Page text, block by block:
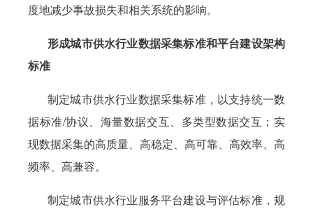
度地减少事故损失和相关系统的影响。
形成城市供水行业数据采集标准和平台建设架构
标准
制定城市供水行业数据采集标准，以支持统一数
据标准/协议、海量数据交互、多类型数据交互；实
现数据采集的高质量、高稳定、高可靠、高效率、高
频率、高兼容。
制定城市供水行业服务平台建设与评估标准，规